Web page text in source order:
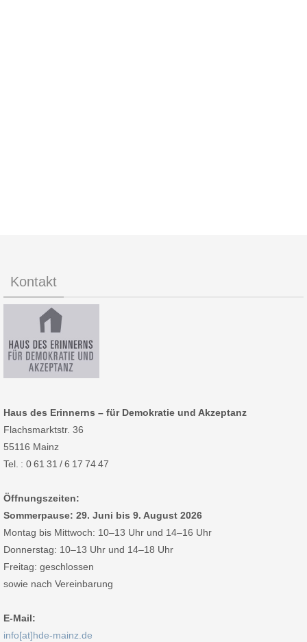
Kontakt
Haus des Erinnerns – für Demokratie und Akzeptanz
Flachsmarktstr. 36
55116 Mainz
Tel. : 0 61 31 / 6 17 74 47
Öffnungszeiten:
Sommerpause: 29. Juni bis 9. August 2026
Montag bis Mittwoch: 10–13 Uhr und 14–16 Uhr
Donnerstag: 10–13 Uhr und 14–18 Uhr
Freitag: geschlossen
sowie nach Vereinbarung
E-Mail:
info[at]hde-mainz.de